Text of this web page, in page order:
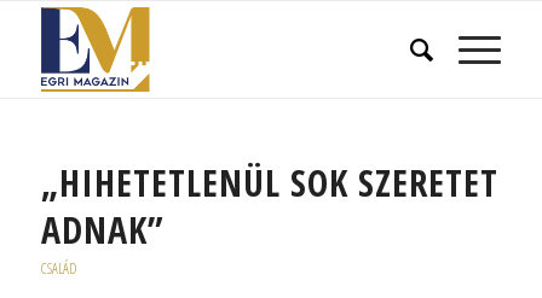
„HIHETETLENÜL SOK SZERETET
ADNAK”
CSALÁD